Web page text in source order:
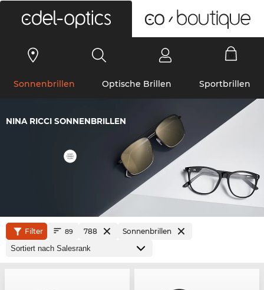
Sonnenbrillen Optische Brillen Sportbrillen
NINA RICCI SONNENBRILLEN
Filter 89 788 Sonnenbrillen